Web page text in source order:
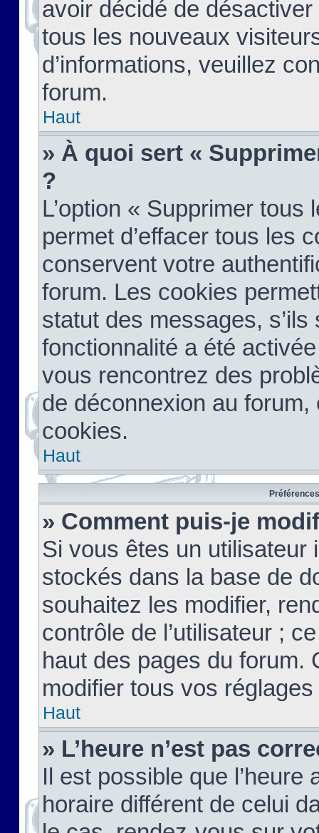
avoir décidé de
tous les nouveaux
d’informations, veuillez
forum.
Haut
» À quoi sert «
?
L’option « Supprimer
permet d’effacer tous les
conservent votre
forum. Les cookies
statut des messages,
fonctionnalité a été
vous rencontrez des
de déconnexion au
cookies.
Haut
» Comment puis-je
Si vous êtes un
stockés dans la base de
souhaitez les modifier,
contrôle de l’utilisateur ;
haut des pages du forum.
modifier tous vos
Haut
» L’heure n’est pas
Il est possible que
horaire différent de celui